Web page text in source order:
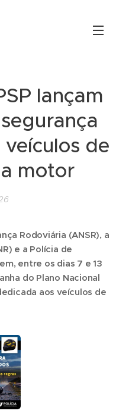
lançam
de
motor
Rodoviária (ANSR), a
e a Polícia de
entre os dias 7 e 13
do Plano Nacional
aos veículos de